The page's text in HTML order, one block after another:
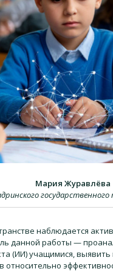
Мария Журавлёва
государственного
наблюдается
данной работы —
(ИИ) учащимися,